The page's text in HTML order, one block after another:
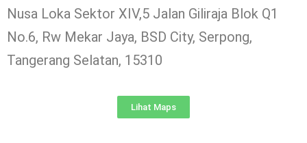
Nusa Loka Sektor XIV,5 Jalan Giliraja Blok Q1
No.6, Rw Mekar Jaya, BSD City, Serpong,
Tangerang Selatan, 15310
Lihat Maps